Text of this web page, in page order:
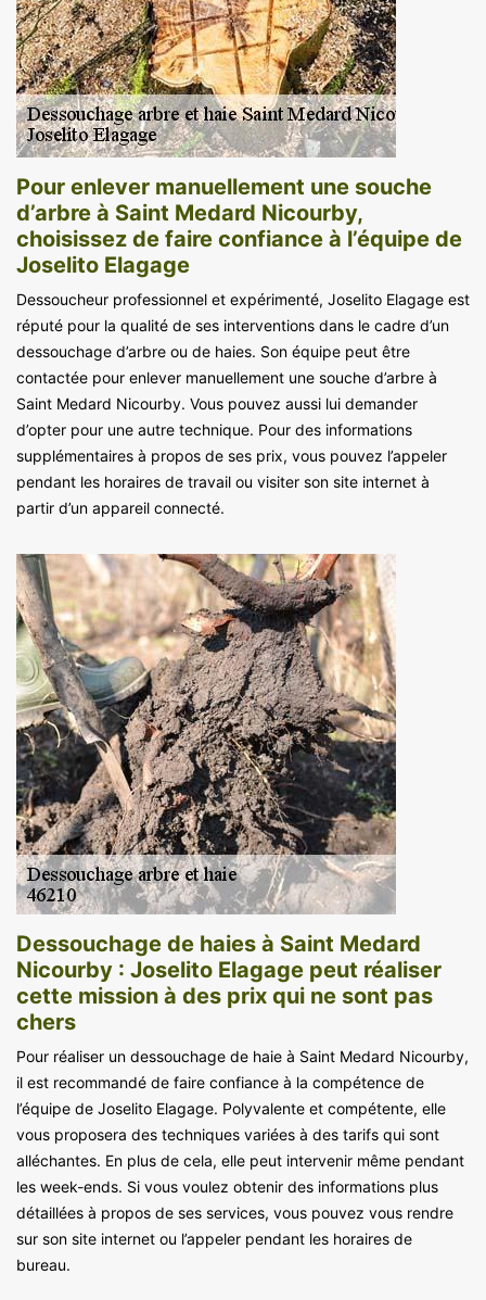
Pour enlever manuellement une souche
d’arbre à Saint Medard Nicourby,
choisissez de faire confiance à l’équipe de
Joselito Elagage
Dessoucheur professionnel et expérimenté, Joselito Elagage est
réputé pour la qualité de ses interventions dans le cadre d’un
dessouchage d’arbre ou de haies. Son équipe peut être
contactée pour enlever manuellement une souche d’arbre à
Saint Medard Nicourby. Vous pouvez aussi lui demander
d’opter pour une autre technique. Pour des informations
supplémentaires à propos de ses prix, vous pouvez l’appeler
pendant les horaires de travail ou visiter son site internet à
partir d’un appareil connecté.
Dessouchage de haies à Saint Medard
Nicourby : Joselito Elagage peut réaliser
cette mission à des prix qui ne sont pas
chers
Pour réaliser un dessouchage de haie à Saint Medard Nicourby,
il est recommandé de faire confiance à la compétence de
l’équipe de Joselito Elagage. Polyvalente et compétente, elle
vous proposera des techniques variées à des tarifs qui sont
alléchantes. En plus de cela, elle peut intervenir même pendant
les week-ends. Si vous voulez obtenir des informations plus
détaillées à propos de ses services, vous pouvez vous rendre
sur son site internet ou l’appeler pendant les horaires de
bureau.